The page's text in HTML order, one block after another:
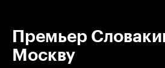
Премьер
Москву